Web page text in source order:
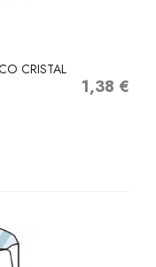
CRISTAL
Precio
1,38 €